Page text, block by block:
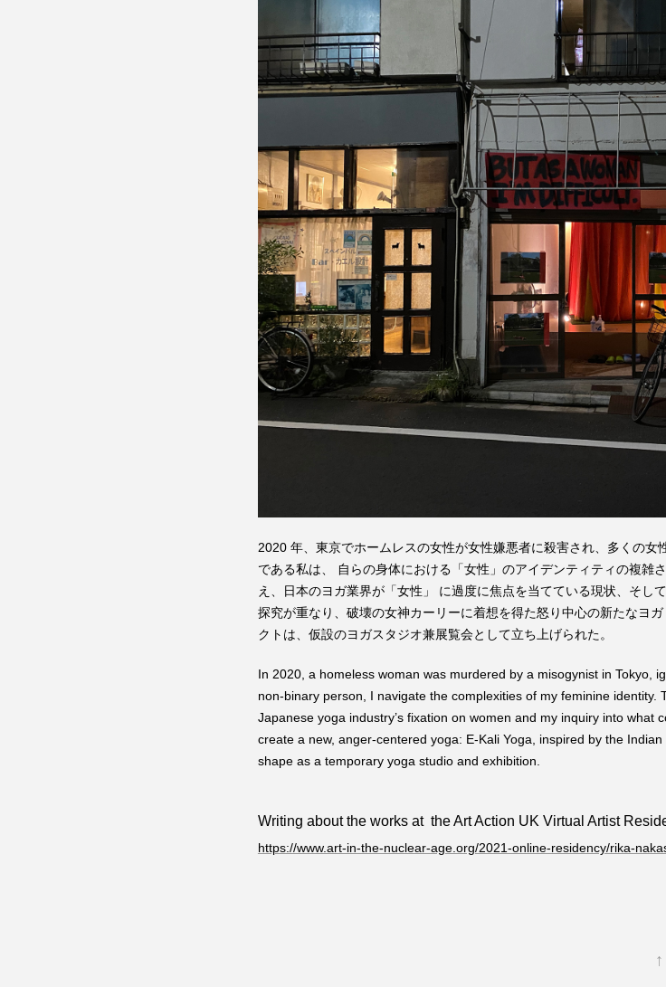
2020 年、東京でホームレスの女性が女性嫌悪者に殺害され、多くの女
である私は、 自らの身体における「女性」のアイデンティティの複雑
え、日本のヨガ業界が「女性」 に過度に焦点を当てている現状、そし
探究が重なり、破壊の女神カーリーに着想を得た怒り中心の新たなヨ
クトは、仮設のヨガスタジオ兼展覧会として立ち上げられた。
In 2020, a homeless woman was murdered by a misogynist in Tokyo,
non-binary person, I navigate the complexities of my feminine
Japanese yoga industry’s fixation on women and my inquiry into what
create a new, anger-centered yoga: E-Kali Yoga, inspired by the
shape as a temporary yoga studio and exhibition.
Writing about the works at the Art Action UK Virtual Artist
https://www.art-in-the-nuclear-age.org/2021-online-residency/rika-
↑